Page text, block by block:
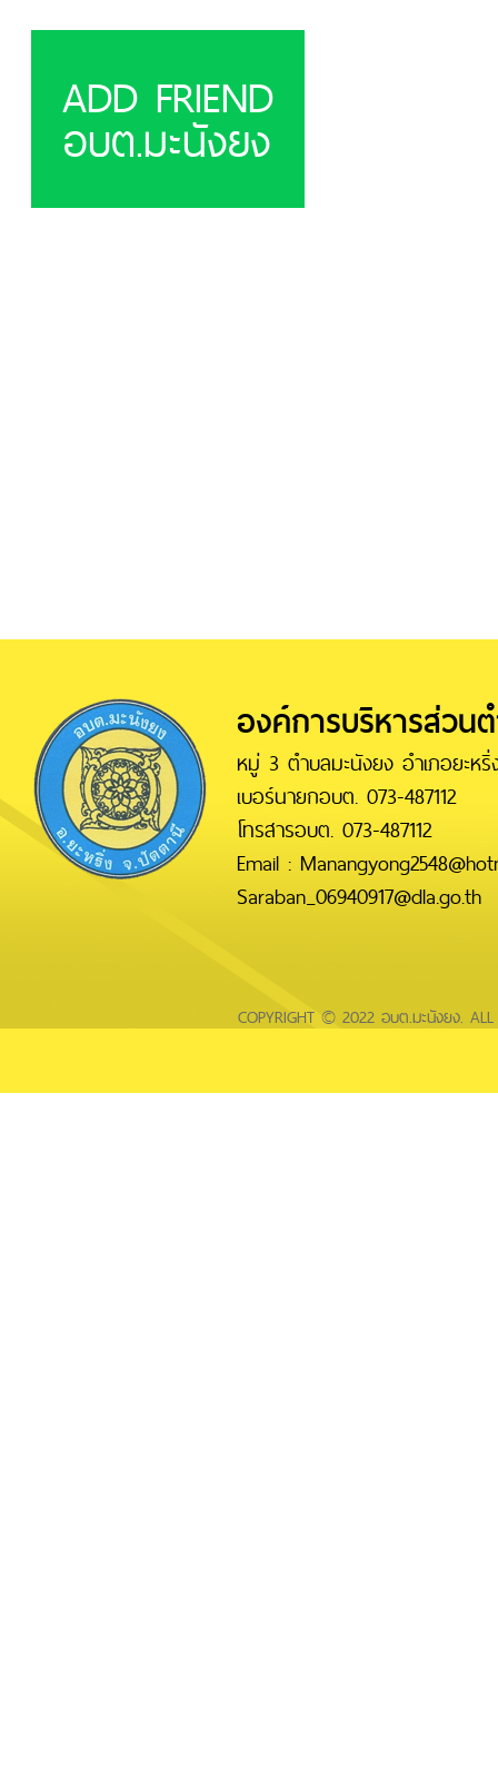
ADD FRIEND
อบต.มะนังยง
องค์การบริหารส่วน
หมู่ 3 ตำบลมะนังยง อำเภอยะห
เบอร์นายกอบต. 073-487112
โทรสารอบต. 073-487112
Email :
Saraban_06940917@dla.go.th
COPYRIGHT © 2022 อบต.มะนังยง. ALL